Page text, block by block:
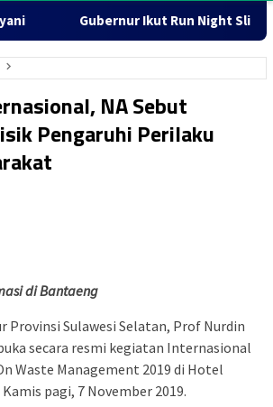
Gubernur Ikut Run Night Slipi, 600
NA Sebut
Pengaruhi Perilaku
di Bantaeng
Provinsi Sulawesi Selatan, Prof Nurdin
secara resmi kegiatan Internasional
Waste Management 2019 di Hotel
pagi, 7 November 2019.